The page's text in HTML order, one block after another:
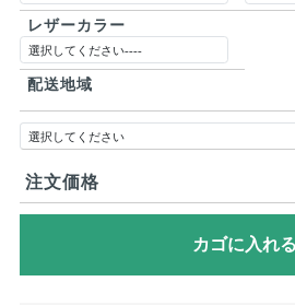
レザーカラー
配送地域
注文価格